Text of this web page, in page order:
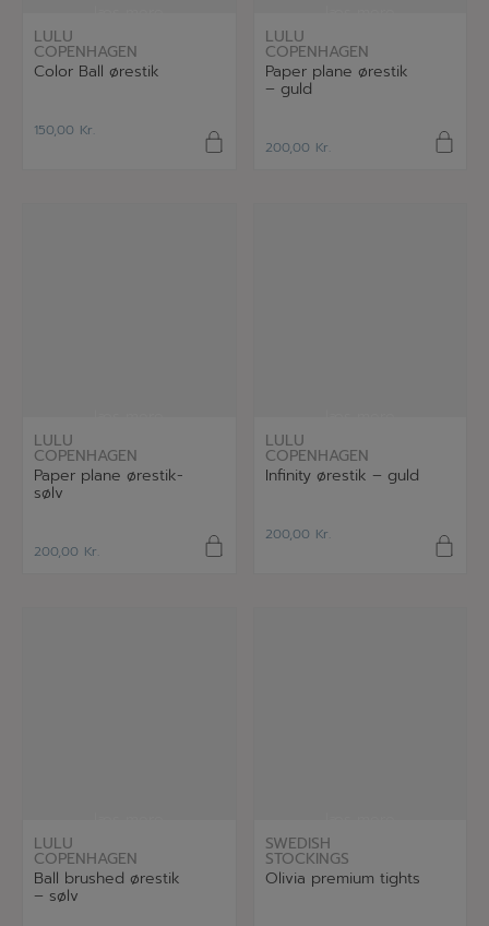
LULU
COPENHAGEN
Color Ball ørestik
150,00 Kr.
LULU
COPENHAGEN
Paper plane ørestik
– guld
200,00 Kr.
LULU
COPENHAGEN
Paper plane ørestik-
sølv
200,00 Kr.
LULU
COPENHAGEN
Infinity ørestik – guld
200,00 Kr.
LULU
COPENHAGEN
Ball brushed ørestik
– sølv
SWEDISH
STOCKINGS
Olivia premium tights